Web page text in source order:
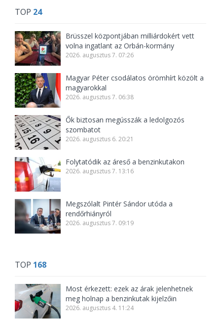
TOP 24
Brüsszel központjában milliárdokért vett
volna ingatlant az Orbán-kormány
2026. augusztus 7. 07:26
Magyar Péter csodálatos örömhírt közölt a
magyarokkal
2026. augusztus 7. 06:38
Ők biztosan megússzák a ledolgozós
szombatot
2026. augusztus 6. 20:21
Folytatódik az áreső a benzinkutakon
2026. augusztus 7. 13:16
Megszólalt Pintér Sándor utóda a
rendőrhiányról
2026. augusztus 7. 09:19
TOP 168
Most érkezett: ezek az árak jelenhetnek
meg holnap a benzinkutak kijelzőin
2026. augusztus 4. 11:24